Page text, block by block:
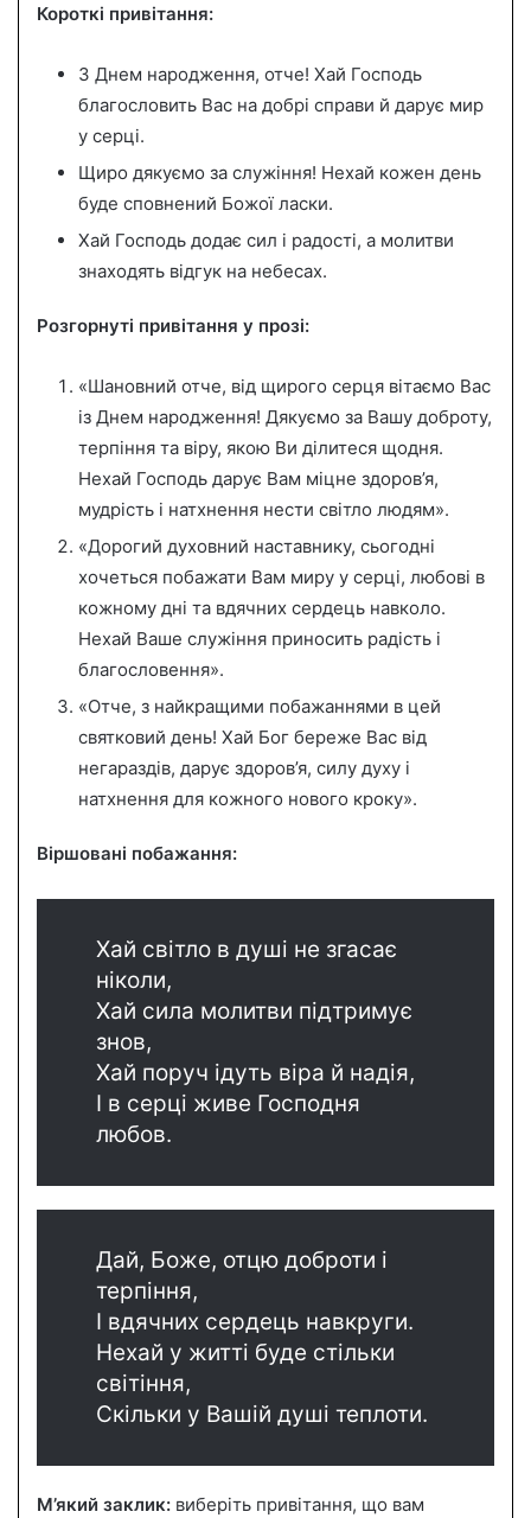
Короткі привітання:
З Днем народження, отче! Хай Господь
благословить Вас на добрі справи й дарує мир
у серці.
Щиро дякуємо за служіння! Нехай кожен день
буде сповнений Божої ласки.
Хай Господь додає сил і радості, а молитви
знаходять відгук на небесах.
Розгорнуті привітання у прозі:
«Шановний отче, від щирого серця вітаємо Вас
із Днем народження! Дякуємо за Вашу доброту,
терпіння та віру, якою Ви ділитеся щодня.
Нехай Господь дарує Вам міцне здоров’я,
мудрість і натхнення нести світло людям».
«Дорогий духовний наставнику, сьогодні
хочеться побажати Вам миру у серці, любові в
кожному дні та вдячних сердець навколо.
Нехай Ваше служіння приносить радість і
благословення».
«Отче, з найкращими побажаннями в цей
святковий день! Хай Бог береже Вас від
негараздів, дарує здоров’я, силу духу і
натхнення для кожного нового кроку».
Віршовані побажання:
Хай світло в душі не згасає
ніколи,
Хай сила молитви підтримує
знов,
Хай поруч ідуть віра й надія,
І в серці живе Господня
любов.
Дай, Боже, отцю доброти і
терпіння,
І вдячних сердець навкруги.
Нехай у житті буде стільки
світіння,
Скільки у Вашій душі теплоти.
М’який заклик: виберіть привітання, що вам